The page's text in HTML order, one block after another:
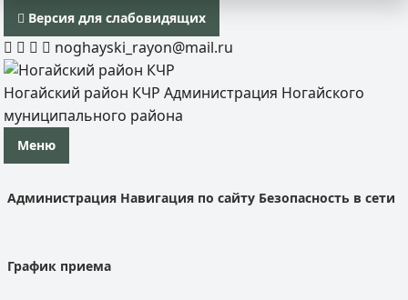
Версия для слабовидящих
noghayski_rayon@mail.ru
Ногайский район КЧР Администрация Ногайского
муниципального района
Меню
Администрация Навигация по сайту Безопасность в сети
График приема